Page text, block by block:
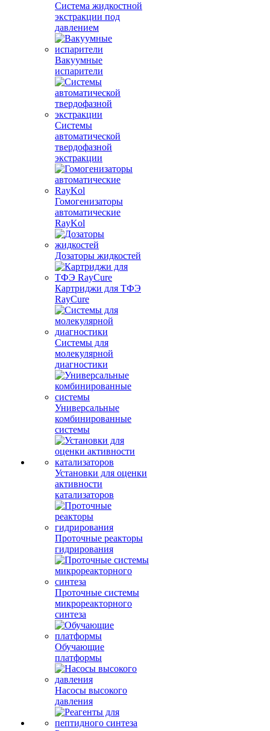
Система жидкостной
экстракции под
давлением
Вакуумные
испарители
Системы
автоматической
твердофазной
экстракции
Гомогенизаторы
автоматические
RayKol
Дозаторы жидкостей
Картриджи для ТФЭ
RayCure
Системы для
молекулярной
диагностики
Универсальные
комбинированные
системы
Установки для оценки
активности
катализаторов
Проточные реакторы
гидрирования
Проточные системы
микрореакторного
синтеза
Обучающие
платформы
Насосы высокого
давления